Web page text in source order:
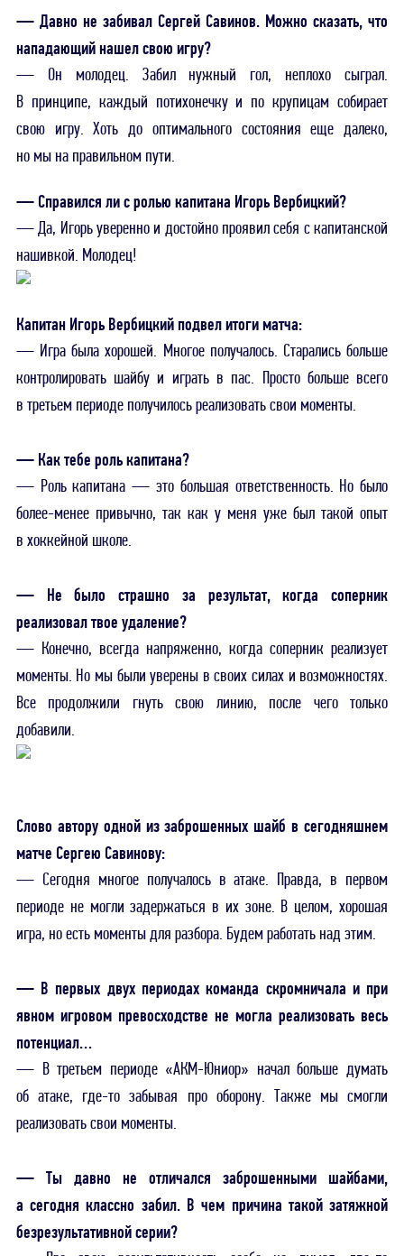
— Давно не забивал Сергей Савинов. Можно сказать, что
нападающий нашел свою игру?
— Он молодец. Забил нужный гол, неплохо сыграл.
В принципе, каждый потихонечку и по крупицам собирает
свою игру. Хоть до оптимального состояния еще далеко,
но мы на правильном пути.
— Справился ли с ролью капитана Игорь Вербицкий?
— Да, Игорь уверенно и достойно проявил себя с капитанской
нашивкой. Молодец!
Капитан Игорь Вербицкий подвел итоги матча:
— Игра была хорошей. Многое получалось. Старались больше
контролировать шайбу и играть в пас. Просто больше всего
в третьем периоде получилось реализовать свои моменты.
— Как тебе роль капитана?
— Роль капитана — это большая ответственность. Но было
более-менее привычно, так как у меня уже был такой опыт
в хоккейной школе.
— Не было страшно за результат, когда соперник
реализовал твое удаление?
— Конечно, всегда напряженно, когда соперник реализует
моменты. Но мы были уверены в своих силах и возможностях.
Все продолжили гнуть свою линию, после чего только
добавили.
Слово автору одной из заброшенных шайб в сегодняшнем
матче Сергею Савинову:
— Сегодня многое получалось в атаке. Правда, в первом
периоде не могли задержаться в их зоне. В целом, хорошая
игра, но есть моменты для разбора. Будем работать над этим.
— В первых двух периодах команда скромничала и при
явном игровом превосходстве не могла реализовать весь
потенциал…
— В третьем периоде «АКМ-Юниор» начал больше думать
об атаке, где-то забывая про оборону. Также мы смогли
реализовать свои моменты.
— Ты давно не отличался заброшенными шайбами,
а сегодня классно забил. В чем причина такой затяжной
безрезультативной серии?